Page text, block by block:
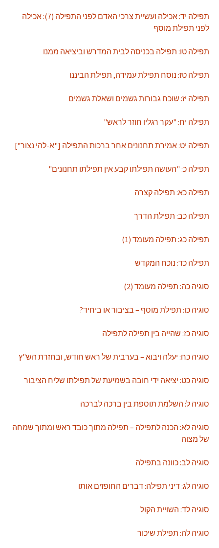
תפילה יד: אכילה ועשיית צרכי האדם לפני התפילה (7): אכילה
לפני תפילת מוסף
תפילה טו: תפילה בכניסה לבית המדרש וביציאה ממנו
תפילה טז: נוסח תפילת עמידה, תפילת הביננו
תפילה יז: שוכח גבורות גשמים ושאלת גשמים
תפילה יח: "עקר רגליו חוזר לראש"
תפילה יט: אמירת תחנונים אחר ברכות התפילה ["א-להי נצור"]
תפילה כ: "העושה תפילתו קבע אין תפילתו תחנונים"
תפילה כא: תפילה קצרה
תפילה כב: תפילת הדרך
תפילה כג: תפילה מעומד (1)
תפילה כד: נוכח המקדש
סוגיה כה: תפילה מעומד (2)
סוגיה כו: תפילת מוסף – בציבור או ביחיד?
סוגיה כז: שהייה בין תפילה לתפילה
סוגיה כח: יעלה ויבוא – בערבית של ראש חודש, ובחזרת הש"ץ
סוגיה כט: יציאה ידי חובה בשמיעת של תפילתו שליח הציבור
סוגיה ל: השלמת תוספת בין ברכה לברכה
סוגיה לא: הכנה לתפילה – תפילה מתוך כובד ראש ומתוך שמחה
של מצוה
סוגיה לב: כוונה בתפילה
סוגיה לג: דיני תפילה: דברים החופזים אותו
סוגיה לד: השויית הקול
סוגיה לה: תפילת שיכור